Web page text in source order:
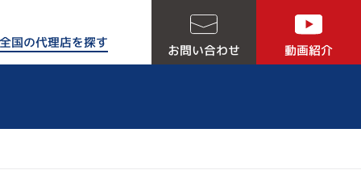
つの理由
国の代理店を探す お問い合わせ 動画紹介